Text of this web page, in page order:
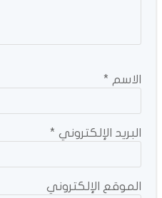
الاسم *
البريد الإلكتروني *
الموقع الإلكتروني